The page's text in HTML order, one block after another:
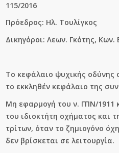
115/
Πρόεδρος: Ηλ. Τουλίγκος
Δικηγόροι: Λεων. Γκότης,
Το κεφάλαιο ψυχικής οδύνης
το εκκληθέν κεφάλαιο της
Μη εφαρμογή του ν. ΓΠΝ/1911
του ιδιοκτήτη οχήματος και
τρίτων, όταν το ζημιογόνο
δεν βρίσκεται σε λειτουργία.